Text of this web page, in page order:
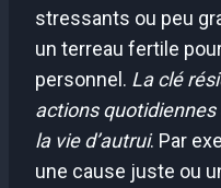
stressants ou peu
un terreau fertile
personnel. La clé
actions quotidiennes
la vie d’autrui. Par
une cause juste ou